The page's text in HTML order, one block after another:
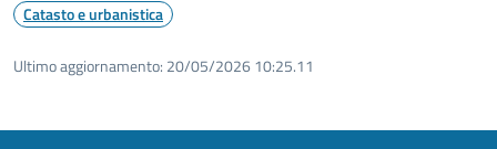
Catasto e urbanistica
Ultimo aggiornamento: 20/05/2026 10:25.11